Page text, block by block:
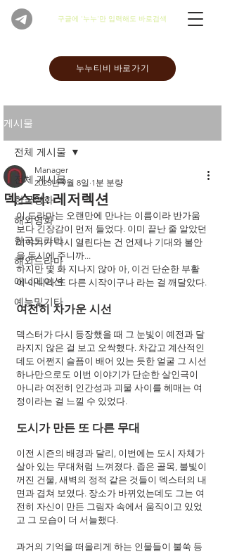
​구글에 '누누'만 입력해도 바로검색
누누티비 바로가기
게시물
전체 게시물
한국영화
해외영화
한국드라마
해외드라마
애니메이션
예능및기타
전체 게시물
덱스터: 레저렉션
Manager
2025년 9월 8일 1분 분량
이 드라마는 오랜만에 만나는 이름이라 반가움
보다 긴장감이 먼저 들었다. 이미 끝난 줄 알았던
이야기가 다시 열린다는 건 언제나 기대와 불안
을 동시에 주니까...
하지만 몇 화 지나지 않아 아, 이건 단순한 부활
이 아니라 또 다른 시작이구나 라는 걸 깨달았다.
여전히 차가운 시선
덱스터가 다시 등장했을 때 그 눈빛이 예전과 달
라지지 않은 걸 보고 오싹했다. 차갑고 계산적인
데도 어쩐지 슬픔이 배어 있는 듯한 얼굴 그 시선
하나만으로도 이번 이야기가 단순한 살인극이
아니라 여전히 인간성과 괴물 사이를 헤매는 여
정이라는 걸 느낄 수 있었다.
도시가 만든 또 다른 무대
이전 시즌의 배경과 달리, 이번에는 도시 자체가
살아 있는 무대처럼 느껴졌다. 좁은 골목, 불빛이
꺼진 건물, 새벽의 정적 같은 것들이 덱스터의 내
면과 겹쳐 보였다. 장소가 바뀌었는데도 그는 여
전히 자신이 만든 그림자 속에서 움직이고 있었
고 그 모습이 더 서늘했다.
과거의 기억을 떠올리게 하는 인물들이 불쑥 등